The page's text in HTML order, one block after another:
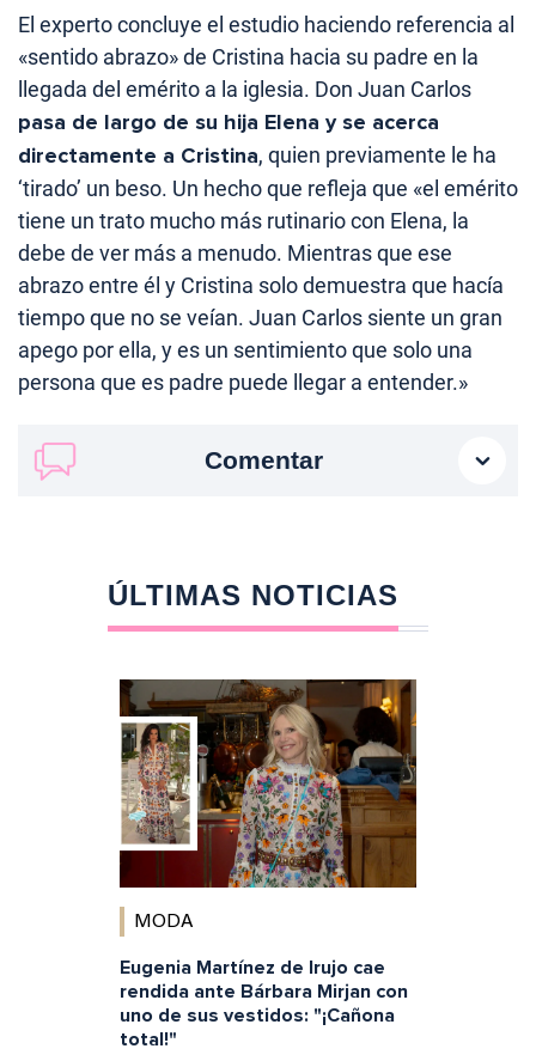
El experto concluye el estudio haciendo referencia al
«sentido abrazo» de Cristina hacia su padre en la
llegada del emérito a la iglesia. Don Juan Carlos
pasa de largo de su hija Elena y se acerca
directamente a Cristina, quien previamente le ha
‘tirado’ un beso. Un hecho que refleja que «el emérito
tiene un trato mucho más rutinario con Elena, la
debe de ver más a menudo. Mientras que ese
abrazo entre él y Cristina solo demuestra que hacía
tiempo que no se veían. Juan Carlos siente un gran
apego por ella, y es un sentimiento que solo una
persona que es padre puede llegar a entender.»
Comentar
ÚLTIMAS NOTICIAS
MODA
Eugenia Martínez de Irujo cae
rendida ante Bárbara Mirjan con
uno de sus vestidos: "¡Cañona
total!"